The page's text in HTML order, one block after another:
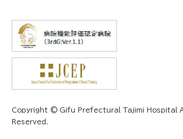
Copyright © Gifu Prefectural Tajimi Hospital
Reserved.